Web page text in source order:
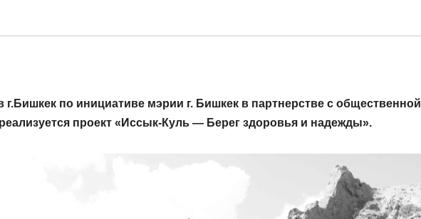
г.Бишкек по инициативе мэрии г. Бишкек в партнерстве с общественной
проект «Иссык-Куль — Берег здоровья и надежды».